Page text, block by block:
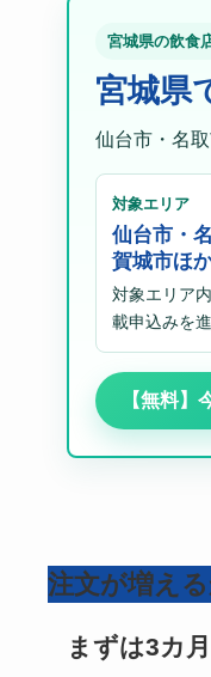
宮城県の飲食
宮城県
仙台市・名
対象エリア
仙台市・
賀城市ほ
対象エリア
載申込みを
【無料】
注文が増え
まずは3カ